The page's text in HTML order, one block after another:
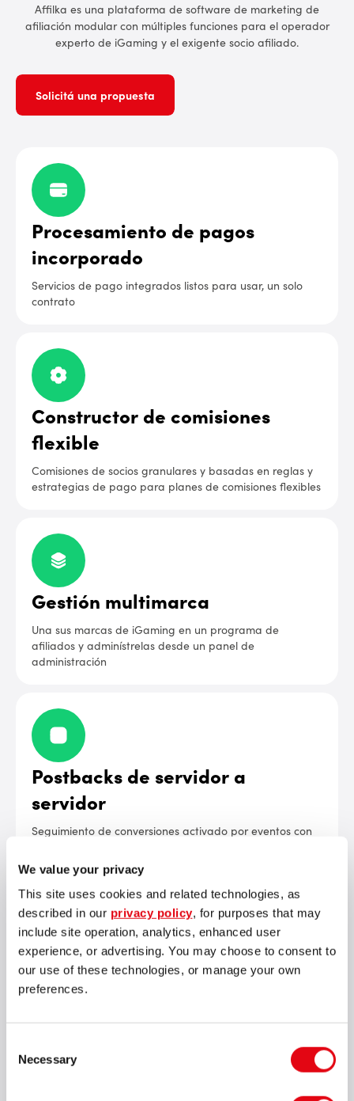
We value your privacy
This site uses cookies and related technologies, as
described in our privacy policy, for purposes that may
include site operation, analytics, enhanced user
experience, or advertising. You may choose to consent to
our use of these technologies, or manage your own
preferences.
Selection
Necessary
Affilka es una plataforma de software de marketing de
afiliación modular con múltiples funciones para el operador
experto de iGaming y el exigente socio afiliado.
Solicitá una propuesta
Procesamiento de pagos
incorporado
Servicios de pago integrados listos para usar, un solo
contrato
Constructor de comisiones
flexible
Comisiones de socios granulares y basadas en reglas y
estrategias de pago para planes de comisiones flexibles
Gestión multimarca
Una sus marcas de iGaming en un programa de
afiliados y adminístrelas desde un panel de
administración
Postbacks de servidor a
servidor
Seguimiento de conversiones activado por eventos con
Informes casi en tiempo real
Fuente de estadísticas automatizada, informes